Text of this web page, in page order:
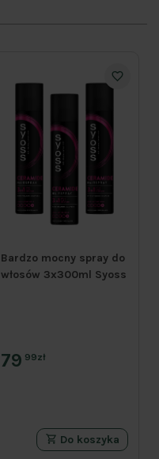
Bardzo mocny spray do
włosów 3x300ml Syoss
79 99zł
Do koszyka